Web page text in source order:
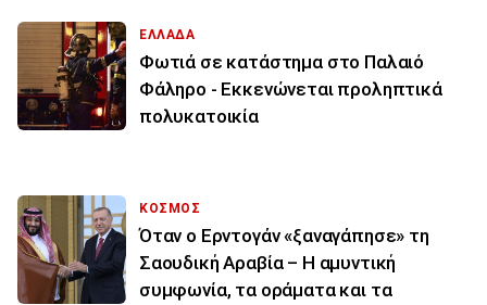
ΕΛΛΑΔΑ
Φωτιά σε κατάστημα στο Παλαιό
Φάληρο - Εκκενώνεται προληπτικά
πολυκατοικία
ΚΟΣΜΟΣ
Όταν ο Ερντογάν «ξαναγάπησε» τη
Σαουδική Αραβία – Η αμυντική
συμφωνία, τα οράματα και τα